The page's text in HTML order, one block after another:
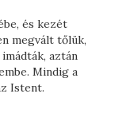
és kezét
megvált tőlük,
aztán
Mindig a
Istent.